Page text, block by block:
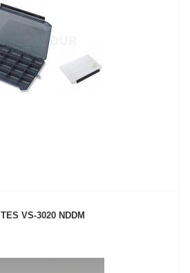
VOIR LE PRODUIT
VS-3020 NDDM